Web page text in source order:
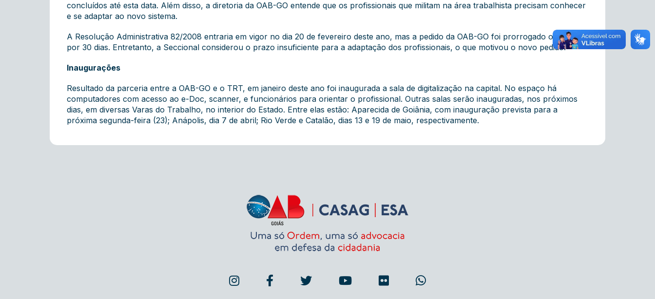
concluídos até esta data. Além disso, a diretoria da OAB-GO entende que os profissionais que militam na área trabalhista precisam conhecer
e se adaptar ao novo sistema.
A Resolução Administrativa 82/2008 entraria em vigor no dia 20 de fevereiro deste ano, mas a pedido da OAB-GO foi prorrogado o prazo
por 30 dias. Entretanto, a Seccional considerou o prazo insuficiente para a adaptação dos profissionais, o que motivou o novo pedido.
Inaugurações
Resultado da parceria entre a OAB-GO e o TRT, em janeiro deste ano foi inaugurada a sala de digitalização na capital. No espaço há
computadores com acesso ao e-Doc, scanner, e funcionários para orientar o profissional. Outras salas serão inauguradas, nos próximos
dias, em diversas Varas do Trabalho, no interior do Estado. Entre elas estão: Aparecida de Goiânia, com inauguração prevista para a
próxima segunda-feira (23); Anápolis, dia 7 de abril; Rio Verde e Catalão, dias 13 e 19 de maio, respectivamente.